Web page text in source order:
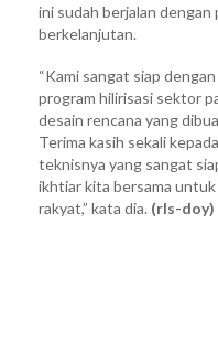
ini sudah berjalan
berkelanjutan.
“Kami sangat siap
program hilirisasi sektor
desain rencana yang
Terima kasih sekali
teknisnya yang sangat
ikhtiar kita bersama
rakyat,” kata dia. (rls-doy)